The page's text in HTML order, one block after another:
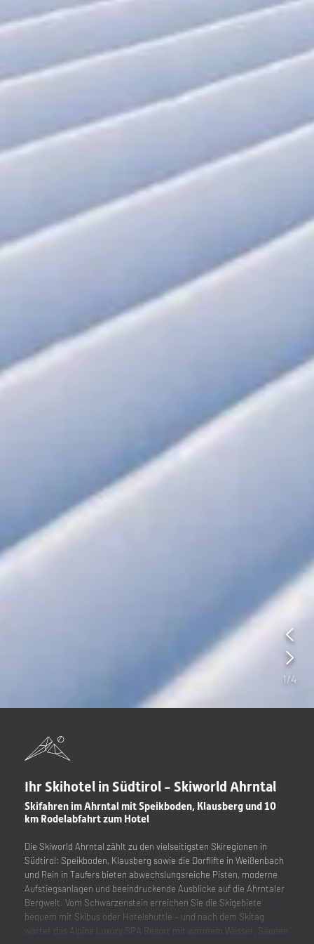
2/4
Ihr Skihotel in Südtirol - Skiworld Ahrntal
Skifahren im Ahrntal mit Speikboden, Klausberg und 10
km Rodelabfahrt zum Hotel
Die Skiworld Ahrntal zählt zu den vielseitigsten Skiregionen in
Südtirol: Speikboden, Klausberg sowie die Dorflifte in Weißenbach
und Rein in Taufers bieten abwechslungsreiche Pisten, moderne
Aufstiegsanlagen und beeindruckende Ausblicke auf die Ahrntaler
Bergwelt. Vom Schwarzenstein erreichen Sie die Skigebiete
bequem mit Skibus oder Hotelshuttle – und nach dem Skitag
wartet das Alpine Luxury SPA Resort mit warmem Wasser, Saunen